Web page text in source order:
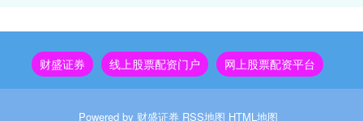
财盛证券 线上股票配资门户 网上股票配资平台
Powered by 财盛证券 RSS地图 HTML地图